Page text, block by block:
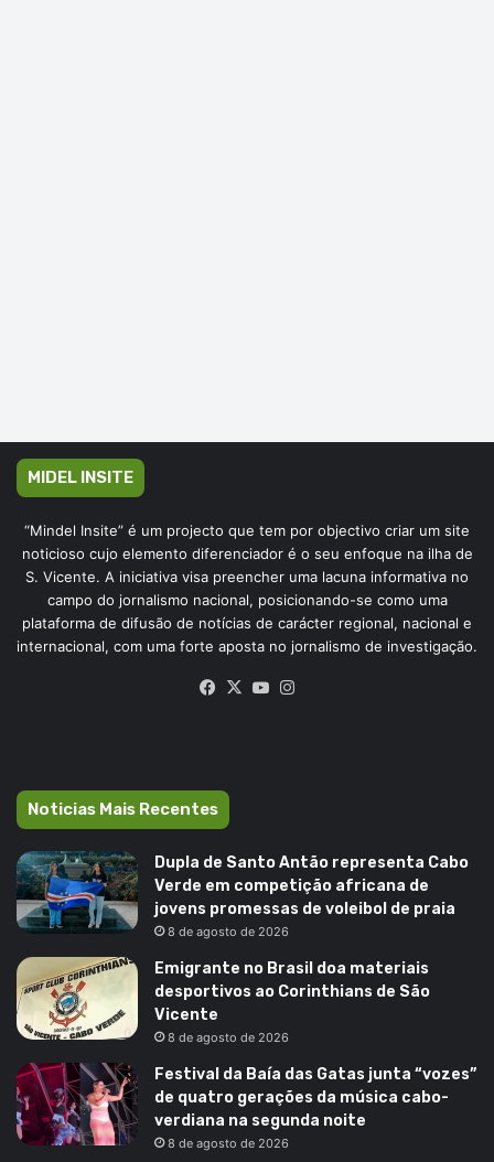
MIDEL INSITE
“Mindel Insite” é um projecto que tem por objectivo criar um site
noticioso cujo elemento diferenciador é o seu enfoque na ilha de
S. Vicente. A iniciativa visa preencher uma lacuna informativa no
campo do jornalismo nacional, posicionando-se como uma
plataforma de difusão de notícias de carácter regional, nacional e
internacional, com uma forte aposta no jornalismo de investigação.
Facebook
X YouTube
Noticias Mais Recentes
Dupla de Santo Antão representa Cabo
Verde em competição africana de
jovens promessas de voleibol de praia
8 de agosto de 2026
Emigrante no Brasil doa materiais
desportivos ao Corinthians de São
Vicente
8 de agosto de 2026
Festival da Baía das Gatas junta “vozes”
de quatro gerações da música cabo-
verdiana na segunda noite
8 de agosto de 2026